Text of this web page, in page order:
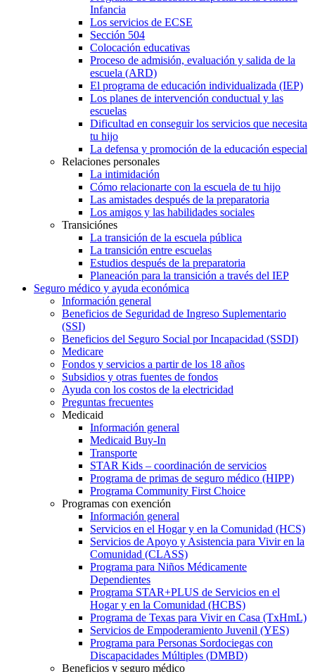
Infancia
Los servicios de ECSE
Sección 504
Colocación educativas
Proceso de admisión, evaluación y salida de la
escuela (ARD)
El programa de educación individualizada (IEP)
Los planes de intervención conductual y las
escuelas
Dificultad en conseguir los servicios que necesita
tu hijo
La defensa y promoción de la educación especial
Relaciones personales
La intimidación
Cómo relacionarte con la escuela de tu hijo
Las amistades después de la preparatoria
Los amigos y las habilidades sociales
Transiciónes
La transición de la escuela pública
La transición entre escuelas
Estudios después de la preparatoria
Planeación para la transición a través del IEP
Seguro médico y ayuda económica
Información general
Beneficios de Seguridad de Ingreso Suplementario
(SSI)
Beneficios del Seguro Social por Incapacidad (SSDI)
Medicare
Fondos y servicios a partir de los 18 años
Subsidios y otras fuentes de fondos
Ayuda con los costos de la electricidad
Preguntas frecuentes
Medicaid
Información general
Medicaid Buy-In
Transporte
STAR Kids – coordinación de servicios
Programa de primas de seguro médico (HIPP)
Programa Community First Choice
Programas con exención
Información general
Servicios en el Hogar y en la Comunidad (HCS)
Servicios de Apoyo y Asistencia para Vivir en la
Comunidad (CLASS)
Programa para Niños Médicamente
Dependientes
Programa STAR+PLUS de Servicios en el
Hogar y en la Comunidad (HCBS)
Programa de Texas para Vivir en Casa (TxHmL)
Servicios de Empoderamiento Juvenil (YES)
Programa para Personas Sordociegas con
Discapacidades Múltiples (DMBD)
Beneficios y seguro médico